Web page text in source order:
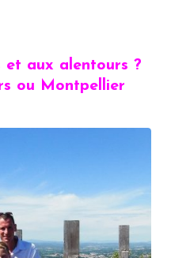
et aux alentours ?
ou Montpellier